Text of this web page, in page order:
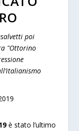
poi
"Ottorino
è stato l’ultimo